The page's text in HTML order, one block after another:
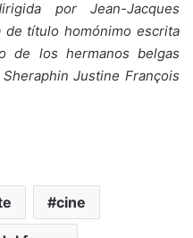
por Jean-Jacques
de título homónimo escrita
de los hermanos belgas
Justine François
cine